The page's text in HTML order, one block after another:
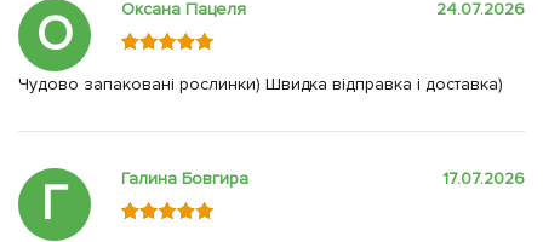
О Оксана Пацеля 24.07.2026
Чудово запаковані рослинки) Швидка відправка і доставка)
Г Галина Бовгира 17.07.2026